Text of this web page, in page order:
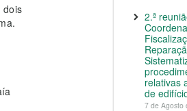
dois
2.ª
relativas
de
7 de Agosto